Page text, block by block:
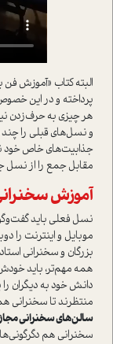
البته کتاب «آموزش فن
پرداخته و در اين
هر چيزي به حرف‌زدن
و نسل‌هاي قبلي را چند
جذابيت‌هاي خاص
مقابل جمع را از نسل
آموزش
نسل فعلي بايد
موبايل و اينترنت را
بزرگان و سخنراني
همه مهم‌تر، بايد
دانش خود به ديگران را
منتظرند تا سخنراني
سالن‌هاي سخنراني
سخنراني هم